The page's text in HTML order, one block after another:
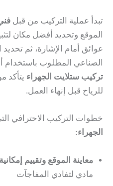
تبدأ عملية التركيب من قبل
الموقع وتحديد أفضل مكان
عوائق أمام الإشارة، ثم تحديد
الصناعي المطلوب
تركيب ستلايت الجهراء يتأكد
للرياح قبل إنهاء العمل.
خطوات التركيب الاحترافي
الجهراء:
معاينة الموقع وتقييم
مادي لتفادي المفاجآت